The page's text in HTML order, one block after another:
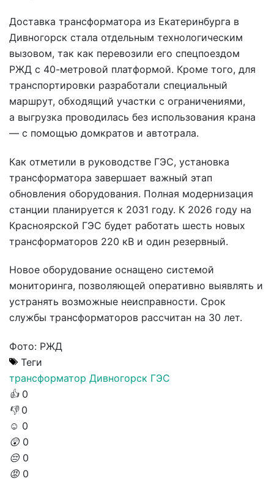
Доставка трансформатора из Екатеринбурга в
Дивногорск стала отдельным технологическим
вызовом, так как перевозили его спецпоездом
РЖД с 40-метровой платформой. Кроме того, для
транспортировки разработали специальный
маршрут, обходящий участки с ограничениями,
а выгрузка проводилась без использования крана
— с помощью домкратов и автотрала.
Как отметили в руководстве ГЭС, установка
трансформатора завершает важный этап
обновления оборудования. Полная модернизация
станции планируется к 2031 году. К 2026 году на
Красноярской ГЭС будет работать шесть новых
трансформаторов 220 кВ и один резервный.
Новое оборудование оснащено системой
мониторинга, позволяющей оперативно выявлять и
устранять возможные неисправности. Срок
службы трансформаторов рассчитан на 30 лет.
Фото: РЖД
Теги
трансформатор Дивногорск ГЭС
👍 0
👎 0
☺️ 0
😲 0
😔 0
😡 0